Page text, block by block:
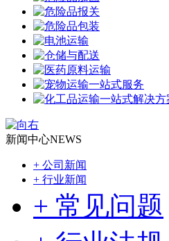
新闻中心NEWS
+ 公司新闻
+ 行业新闻
+ 常见问题